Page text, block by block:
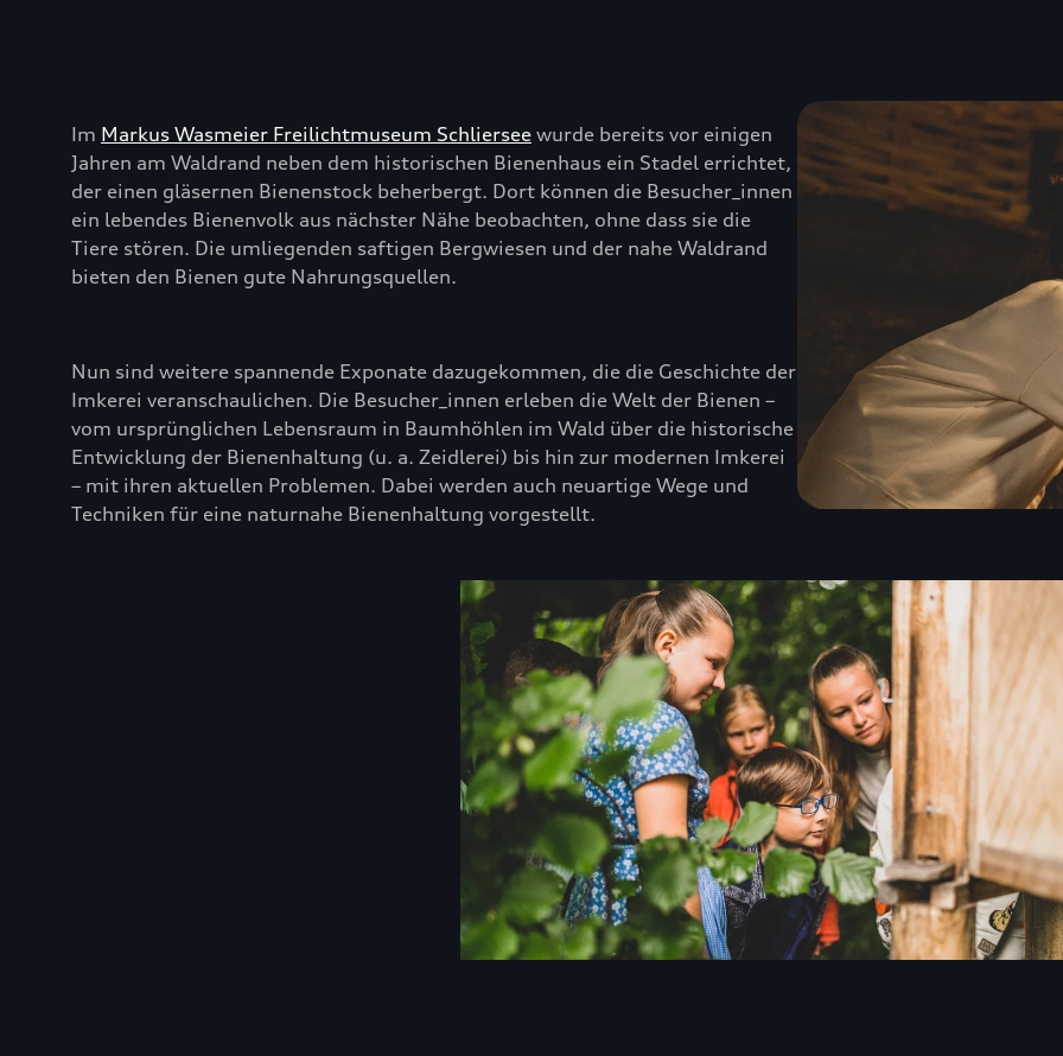
Im Markus Wasmeier Freilichtmuseum Schliersee wurde bereits vor einigen
Jahren am Waldrand neben dem historischen Bienenhaus ein Stadel errichtet,
der einen gläsernen Bienenstock beherbergt. Dort können die Besucher_innen
ein lebendes Bienenvolk aus nächster Nähe beobachten, ohne dass sie die
Tiere stören. Die umliegenden saftigen Bergwiesen und der nahe Waldrand
bieten den Bienen gute Nahrungsquellen.
Nun sind weitere spannende Exponate dazugekommen, die die Geschichte der
Imkerei veranschaulichen. Die Besucher_innen erleben die Welt der Bienen –
vom ursprünglichen Lebensraum in Baumhöhlen im Wald über die historische
Entwicklung der Bienenhaltung (u. a. Zeidlerei) bis hin zur modernen Imkerei
– mit ihren aktuellen Problemen. Dabei werden auch neuartige Wege und
Techniken für eine naturnahe Bienenhaltung vorgestellt.